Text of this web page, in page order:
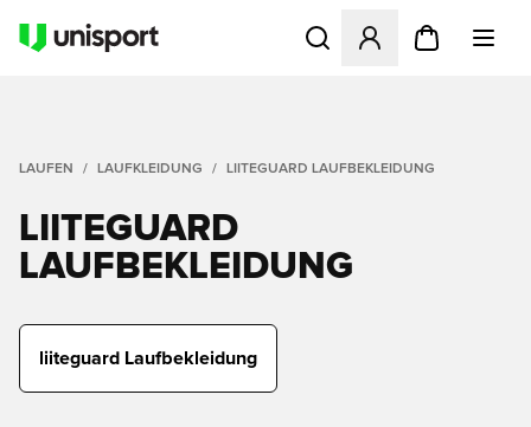
Öffnet ein Fenster zum
LAUFEN LAUFKLEIDUNG LIITEGUARD LAUFBEKLEIDUNG
LIITEGUARD
LAUFBEKLEIDUNG
liiteguard Laufbekleidung